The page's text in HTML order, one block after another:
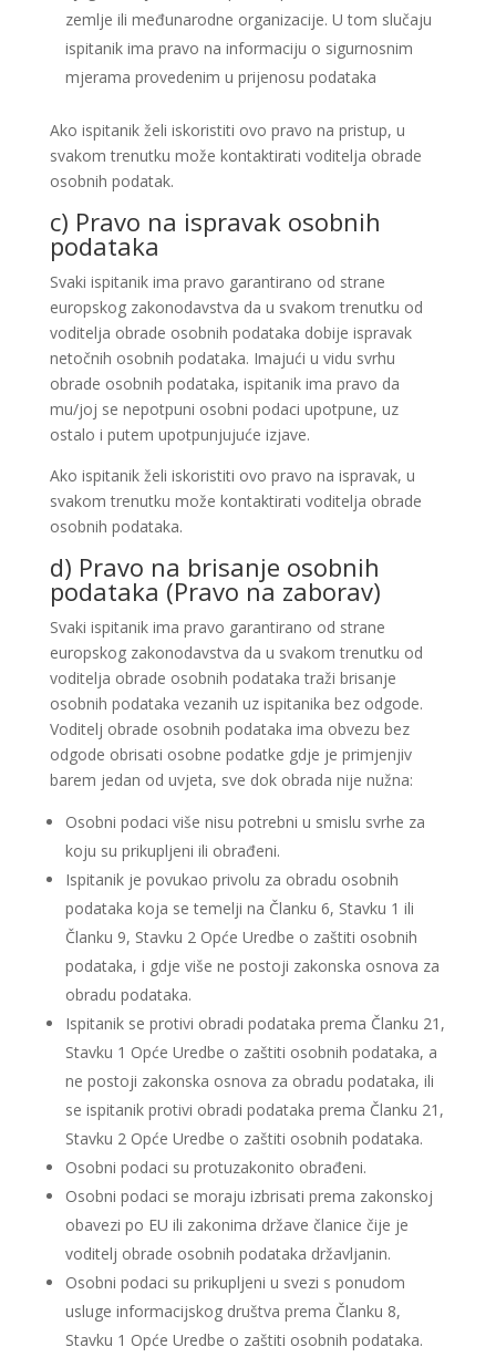
zemlje ili međunarodne organizacije. U tom slučaju
ispitanik ima pravo na informaciju o sigurnosnim
mjerama provedenim u prijenosu podataka
Ako ispitanik želi iskoristiti ovo pravo na pristup, u
svakom trenutku može kontaktirati voditelja obrade
osobnih podatak.
c) Pravo na ispravak osobnih
podataka
Svaki ispitanik ima pravo garantirano od strane
europskog zakonodavstva da u svakom trenutku od
voditelja obrade osobnih podataka dobije ispravak
netočnih osobnih podataka. Imajući u vidu svrhu
obrade osobnih podataka, ispitanik ima pravo da
mu/joj se nepotpuni osobni podaci upotpune, uz
ostalo i putem upotpunjujuće izjave.
Ako ispitanik želi iskoristiti ovo pravo na ispravak, u
svakom trenutku može kontaktirati voditelja obrade
osobnih podataka.
d) Pravo na brisanje osobnih
podataka (Pravo na zaborav)
Svaki ispitanik ima pravo garantirano od strane
europskog zakonodavstva da u svakom trenutku od
voditelja obrade osobnih podataka traži brisanje
osobnih podataka vezanih uz ispitanika bez odgode.
Voditelj obrade osobnih podataka ima obvezu bez
odgode obrisati osobne podatke gdje je primjenjiv
barem jedan od uvjeta, sve dok obrada nije nužna:
Osobni podaci više nisu potrebni u smislu svrhe za
koju su prikupljeni ili obrađeni.
Ispitanik je povukao privolu za obradu osobnih
podataka koja se temelji na Članku 6, Stavku 1 ili
Članku 9, Stavku 2 Opće Uredbe o zaštiti osobnih
podataka, i gdje više ne postoji zakonska osnova za
obradu podataka.
Ispitanik se protivi obradi podataka prema Članku 21,
Stavku 1 Opće Uredbe o zaštiti osobnih podataka, a
ne postoji zakonska osnova za obradu podataka, ili
se ispitanik protivi obradi podataka prema Članku 21,
Stavku 2 Opće Uredbe o zaštiti osobnih podataka.
Osobni podaci su protuzakonito obrađeni.
Osobni podaci se moraju izbrisati prema zakonskoj
obavezi po EU ili zakonima države članice čije je
voditelj obrade osobnih podataka državljanin.
Osobni podaci su prikupljeni u svezi s ponudom
usluge informacijskog društva prema Članku 8,
Stavku 1 Opće Uredbe o zaštiti osobnih podataka.